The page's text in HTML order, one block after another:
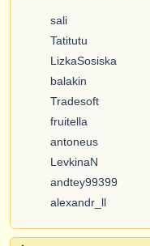
sali
Tatitutu
LizkaSosiska
balakin
Tradesoft
fruitella
antoneus
LevkinaN
andtey99399
alexandr_ll